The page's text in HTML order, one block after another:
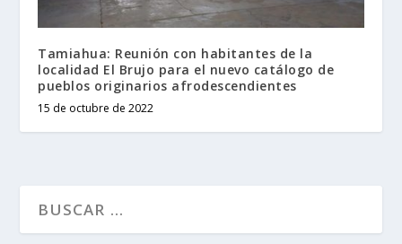
Tamiahua: Reunión con habitantes de la
localidad El Brujo para el nuevo catálogo de
pueblos originarios afrodescendientes
15 de octubre de 2022